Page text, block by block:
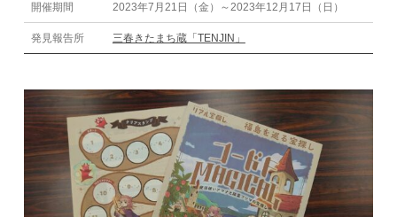
開催期間 2023年7月21日（金）～2023年12月17日（日）
発見報告所 三春きたまち蔵「TENJIN」